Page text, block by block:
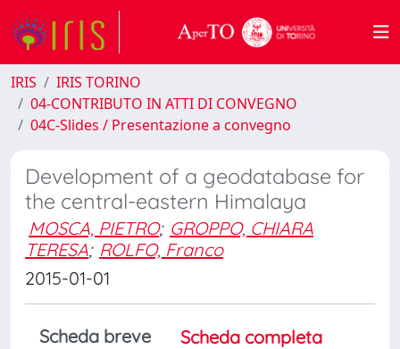
IRIS
IRIS TORINO
04-CONTRIBUTO IN ATTI DI CONVEGNO
04C-Slides / Presentazione a convegno
Development of a geodatabase for
the central-eastern Himalaya
MOSCA, PIETRO; GROPPO, CHIARA
TERESA; ROLFO, Franco
2015-01-01
Scheda breve
Scheda completa